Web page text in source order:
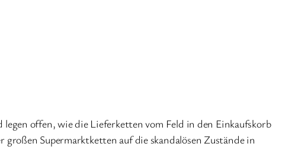
offen, wie die Lieferketten vom Feld in den Einkaufskorb
Supermarktketten auf die skandalösen Zustände in